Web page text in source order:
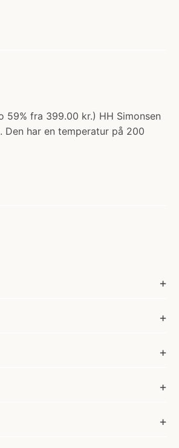
59% fra 399.00 kr.) HH Simonsen
har en temperatur på 200